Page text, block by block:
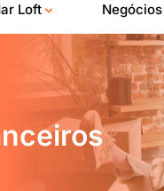
Loft Negócios